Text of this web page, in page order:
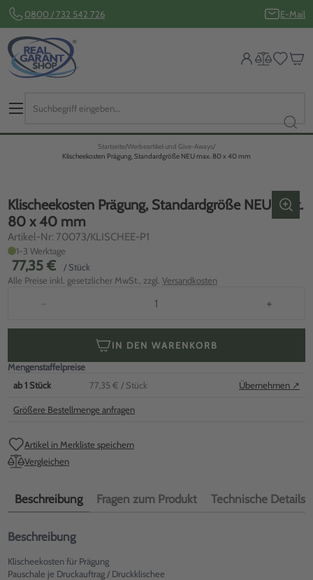
0800 / 732 542 726 E-Mail
Startseite Werbeartikel und Give-Aways
Klischeekosten Prägung, Standardgröße NEU max. 80 x 40 mm
Klischeekosten Prägung, Standardgröße NEU max.
80 x 40 mm
Artikel-Nr: 70073/KLISCHEE-P1
1-3 Werktage
77,35 €
/ Stück
Alle Preise inkl. gesetzlicher MwSt., zzgl. Versandkosten
− +
IN DEN WARENKORB
Mengenstaffelpreise
ab1 Stück 77,35 € / Stück Übernehmen ↗
Größere Bestellmenge anfragen
Artikel in Merkliste speichern
Vergleichen
Beschreibung Fragen zum Produkt Technische Details
Beschreibung
Klischeekosten für Prägung
Pauschale je Druckauftrag / Druckklischee